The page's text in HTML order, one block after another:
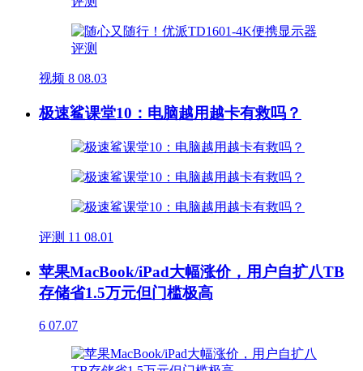
视频 8 08.03
极速鲨课堂10：电脑越用越卡有救吗？
评测 11 08.01
苹果MacBook/iPad大幅涨价，用户自扩八TB
存储省1.5万元但门槛极高
6 07.07